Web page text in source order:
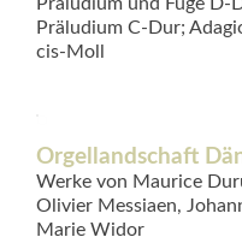
Präludium C-Dur;
cis-Moll
Orgellandschaft
Werke von Maurice
Olivier Messiaen,
Marie Widor